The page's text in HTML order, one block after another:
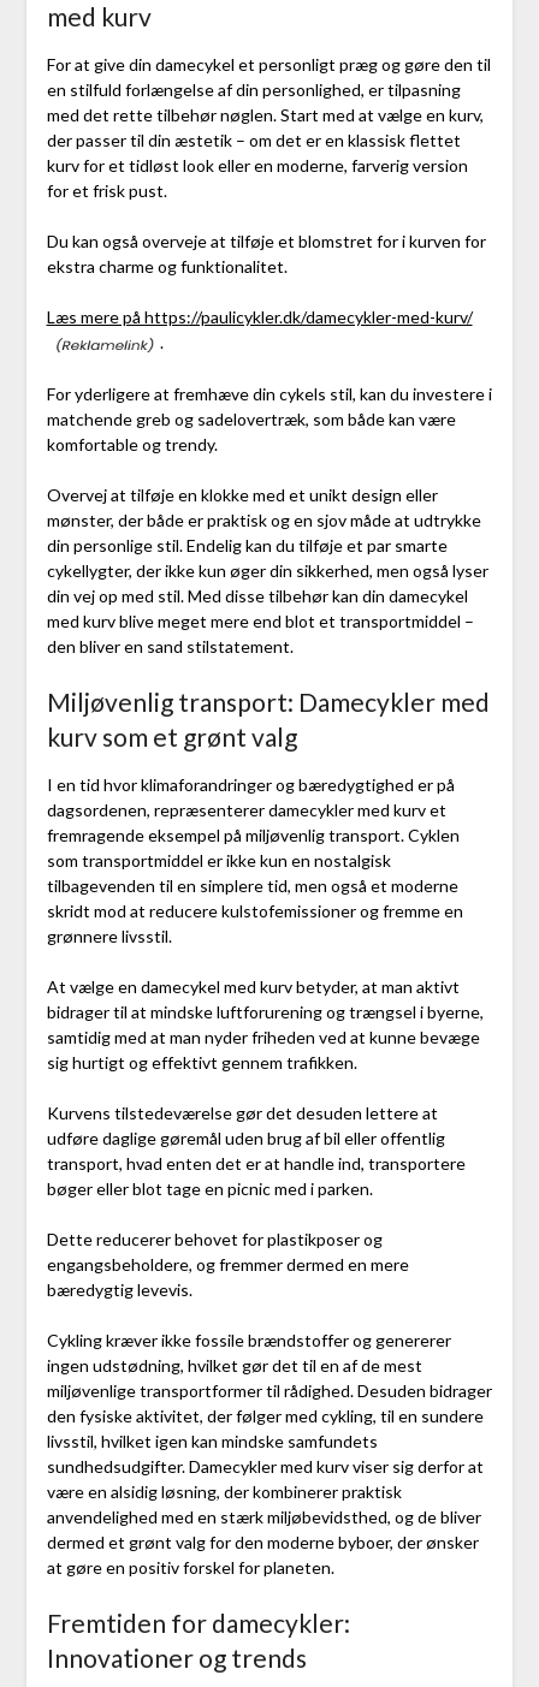
med kurv
For at give din damecykel et personligt præg og gøre den til
en stilfuld forlængelse af din personlighed, er tilpasning
med det rette tilbehør nøglen. Start med at vælge en kurv,
der passer til din æstetik – om det er en klassisk flettet
kurv for et tidløst look eller en moderne, farverig version
for et frisk pust.
Du kan også overveje at tilføje et blomstret for i kurven for
ekstra charme og funktionalitet.
Læs mere på https://paulicykler.dk/damecykler-med-kurv/
.
For yderligere at fremhæve din cykels stil, kan du investere i
matchende greb og sadelovertræk, som både kan være
komfortable og trendy.
Overvej at tilføje en klokke med et unikt design eller
mønster, der både er praktisk og en sjov måde at udtrykke
din personlige stil. Endelig kan du tilføje et par smarte
cykellygter, der ikke kun øger din sikkerhed, men også lyser
din vej op med stil. Med disse tilbehør kan din damecykel
med kurv blive meget mere end blot et transportmiddel –
den bliver en sand stilstatement.
Miljøvenlig transport: Damecykler med
kurv som et grønt valg
I en tid hvor klimaforandringer og bæredygtighed er på
dagsordenen, repræsenterer damecykler med kurv et
fremragende eksempel på miljøvenlig transport. Cyklen
som transportmiddel er ikke kun en nostalgisk
tilbagevenden til en simplere tid, men også et moderne
skridt mod at reducere kulstofemissioner og fremme en
grønnere livsstil.
At vælge en damecykel med kurv betyder, at man aktivt
bidrager til at mindske luftforurening og trængsel i byerne,
samtidig med at man nyder friheden ved at kunne bevæge
sig hurtigt og effektivt gennem trafikken.
Kurvens tilstedeværelse gør det desuden lettere at
udføre daglige gøremål uden brug af bil eller offentlig
transport, hvad enten det er at handle ind, transportere
bøger eller blot tage en picnic med i parken.
Dette reducerer behovet for plastikposer og
engangsbeholdere, og fremmer dermed en mere
bæredygtig levevis.
Cykling kræver ikke fossile brændstoffer og genererer
ingen udstødning, hvilket gør det til en af de mest
miljøvenlige transportformer til rådighed. Desuden bidrager
den fysiske aktivitet, der følger med cykling, til en sundere
livsstil, hvilket igen kan mindske samfundets
sundhedsudgifter. Damecykler med kurv viser sig derfor at
være en alsidig løsning, der kombinerer praktisk
anvendelighed med en stærk miljøbevidsthed, og de bliver
dermed et grønt valg for den moderne byboer, der ønsker
at gøre en positiv forskel for planeten.
Fremtiden for damecykler:
Innovationer og trends